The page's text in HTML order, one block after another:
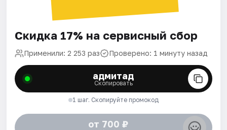
Скидка 17% на сервисный сбор
Применили: 2 253 раз Проверено: 1 минуту назад
адмитад
Скопировать
1 шаг. Скопируйте промокод
от 700 ₽